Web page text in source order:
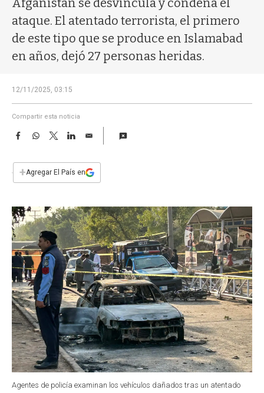
Afganistán se desvincula y condena el
ataque. El atentado terrorista, el primero
de este tipo que se produce en Islamabad
en años, dejó 27 personas heridas.
12/11/2025, 03:15
Compartir esta noticia
F
e
b
k
W
s
p
T
w
t
L
n
E
i
l
+Agregar El País en
Agentes de policía examinan los vehículos dañados tras un atentado